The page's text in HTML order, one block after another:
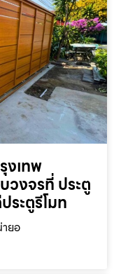
งเทพ
วงจรที่ ประตู
ระตูรีโมท
ยอ